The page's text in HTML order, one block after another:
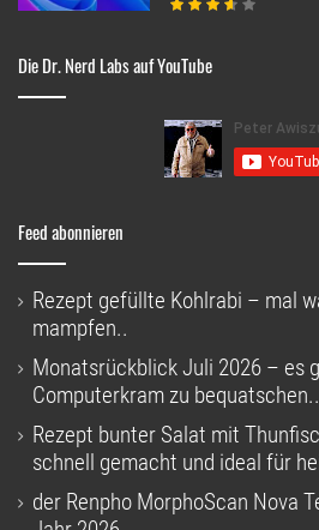
Die Dr. Nerd Labs auf YouTube
Feed abonnieren
Rezept gefüllte Kohlrabi – mal
mampfen..
Monatsrückblick Juli 2026 – es
Computerkram zu bequatschen..
Rezept bunter Salat mit
schnell gemacht und ideal für
der Renpho MorphoScan Nova